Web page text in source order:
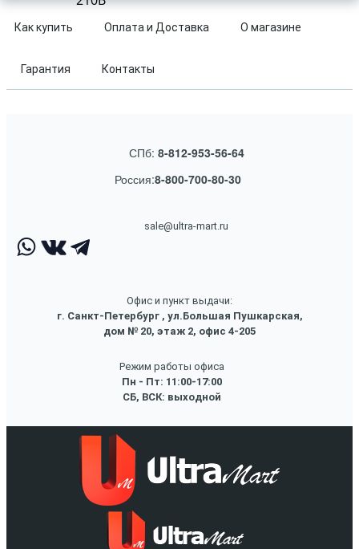
Как купить Оплата и Доставка О магазине
Гарантия Контакты
СПб: 8-812-953-56-64
Россия:8-800-700-80-30
sale@ultra-mart.ru
Офис и пункт выдачи:
г. Санкт-Петербург , ул.Большая Пушкарская,
дом № 20, этаж 2, офис 4-205
Режим работы офиса
Пн - Пт: 11:00-17:00
СБ, ВСК: выходной